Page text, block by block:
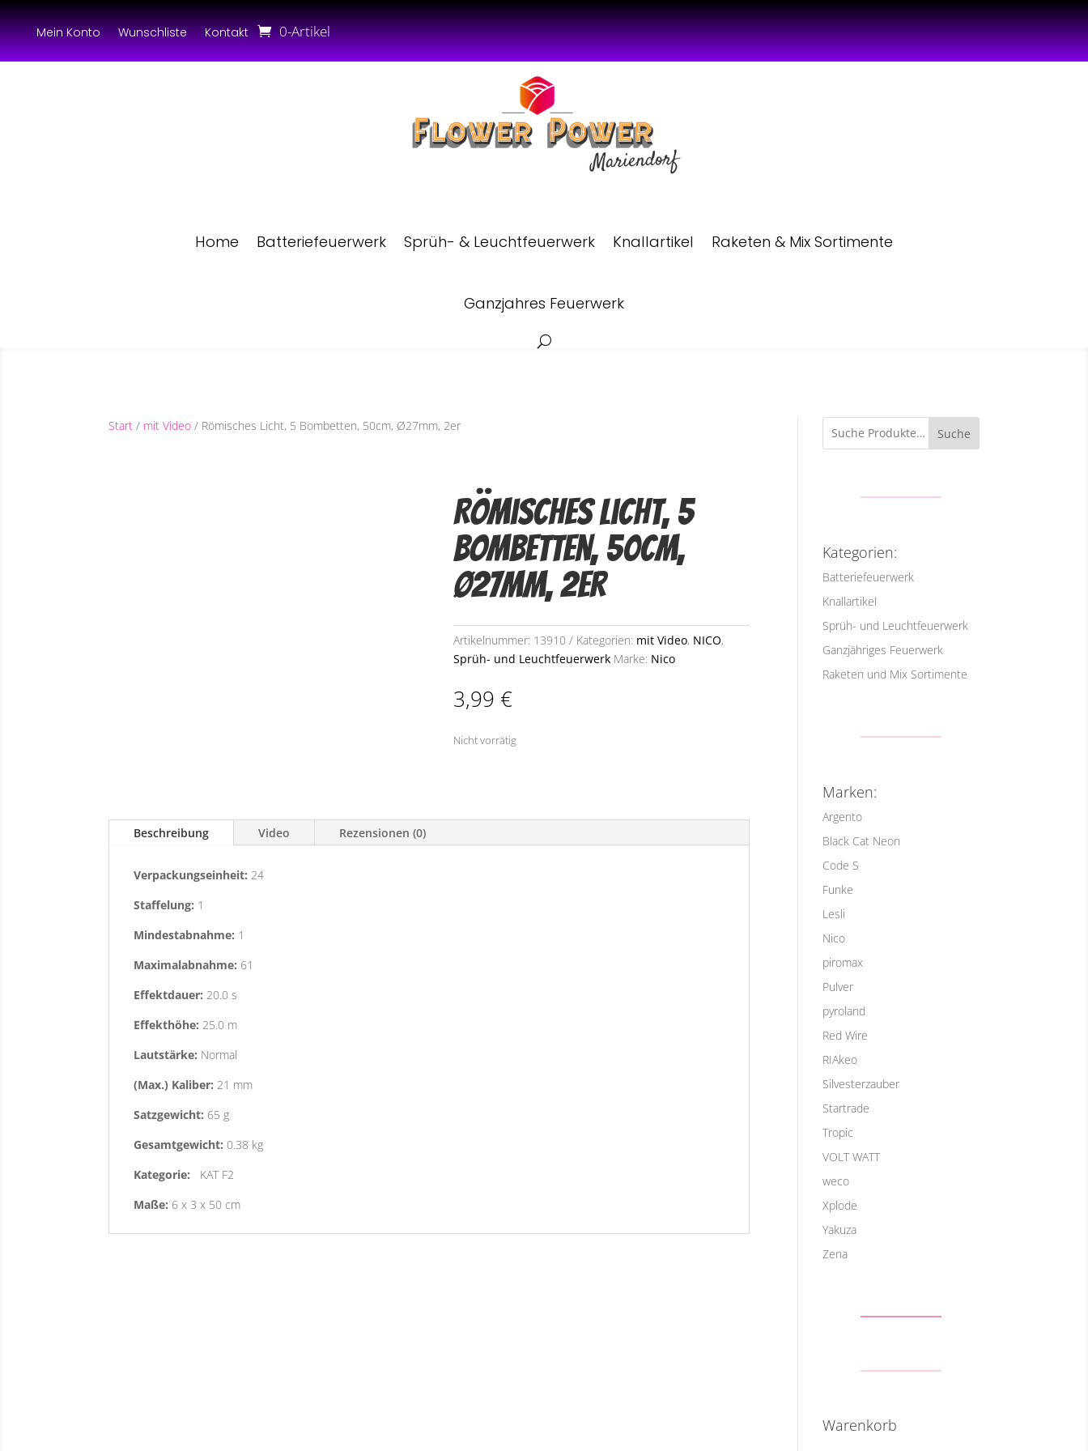
Mein Konto Wunschliste Kontakt 0-Artikel
Home Batteriefeuerwerk Sprüh- & Leuchtfeuerwerk Knallartikel Raketen & Mix Sortimente
Ganzjahres Feuerwerk
Start / mit Video / Römisches Licht, 5 Bombetten, 50cm, Ø27mm, 2er
Römisches Licht, 5
Bombetten, 50cm,
Ø27mm, 2er
Artikelnummer: 13910 Kategorien: mit Video, NICO,
Sprüh- und Leuchtfeuerwerk Marke: Nico
3,99 €
Nicht vorrätig
Beschreibung Video Rezensionen (0)
Verpackungseinheit: 24
Staffelung: 1
Mindestabnahme: 1
Maximalabnahme: 61
Effektdauer: 20.0 s
Effekthöhe: 25.0 m
Lautstärke: Normal
(Max.) Kaliber: 21 mm
Satzgewicht: 65 g
Gesamtgewicht: 0.38 kg
Kategorie:
KAT F2
Maße: 6 x 3 x 50 cm
Suche
Kategorien:
Batteriefeuerwerk
Knallartikel
Sprüh- und Leuchtfeuerwerk
Ganzjähriges Feuerwerk
Raketen und Mix Sortimente
Marken:
Argento
Black Cat Neon
Code S
Funke
Lesli
Nico
piromax
Pulver
pyroland
Red Wire
RIAkeo
Silvesterzauber
Startrade
Tropic
VOLT WATT
weco
Xplode
Yakuza
Zena
Warenkorb